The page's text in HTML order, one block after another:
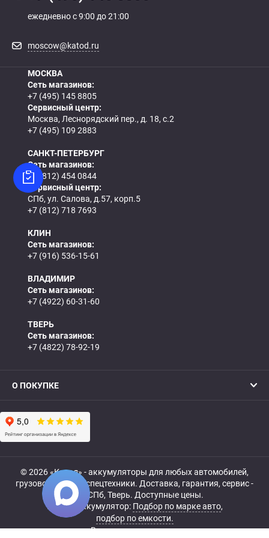
ежедневно с 9:00 до 21:00
moscow@katod.ru
МОСКВА
Сеть магазинов:
+7 (495) 145 8805
Сервисный центр:
Москва, Леснорядский пер., д. 18, с.2
+7 (495) 109 2883
САНКТ-ПЕТЕРБУРГ
Сеть магазинов:
+7 (812) 454 0844
Сервисный центр:
СПб, ул. Салова, д.57, корп.5
+7 (812) 718 7693
КЛИН
Сеть магазинов:
+7 (916) 536-15-61
ВЛАДИМИР
Сеть магазинов:
+7 (4922) 60-31-60
ТВЕРЬ
Сеть магазинов:
+7 (4822) 78-92-19
О ПОКУПКЕ
© 2026 «Катод» - аккумуляторы для любых автомобилей,
грузовой, мото- и спецтехники. Доставка, гарантия, сервис -
МСК, СПб, Тверь. Доступные цены.
Купить аккумулятор: Подбор по марке авто,
подбор по емкости.
Все права защищены.